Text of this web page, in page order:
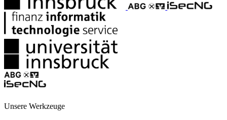
Unsere Werkzeuge